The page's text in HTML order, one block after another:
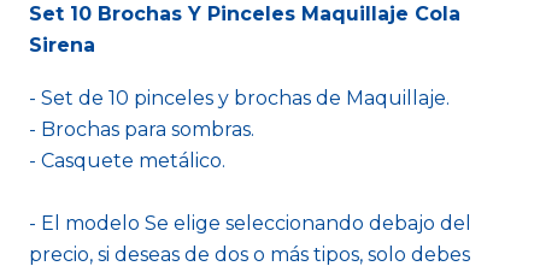
Set 10 Brochas Y Pinceles Maquillaje Cola
Sirena
- Set de 10 pinceles y brochas de Maquillaje.
- Brochas para sombras.
- Casquete metálico.
- El modelo Se elige seleccionando debajo del
precio, si deseas de dos o más tipos, solo debes